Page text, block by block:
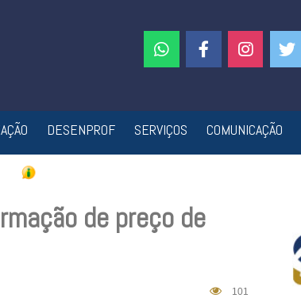
DESENPROF SERVIÇOS COMUNICAÇÃO
de preço de
101